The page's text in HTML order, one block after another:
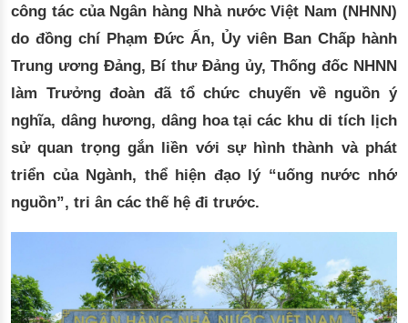
công tác của Ngân hàng Nhà nước Việt Nam (NHNN)
do đồng chí Phạm Đức Ấn, Ủy viên Ban Chấp hành
Trung ương Đảng, Bí thư Đảng ủy, Thống đốc NHNN
làm Trưởng đoàn đã tổ chức chuyến về nguồn ý
nghĩa, dâng hương, dâng hoa tại các khu di tích lịch
sử quan trọng gắn liền với sự hình thành và phát
triển của Ngành, thể hiện đạo lý “uống nước nhớ
nguồn”, tri ân các thế hệ đi trước.